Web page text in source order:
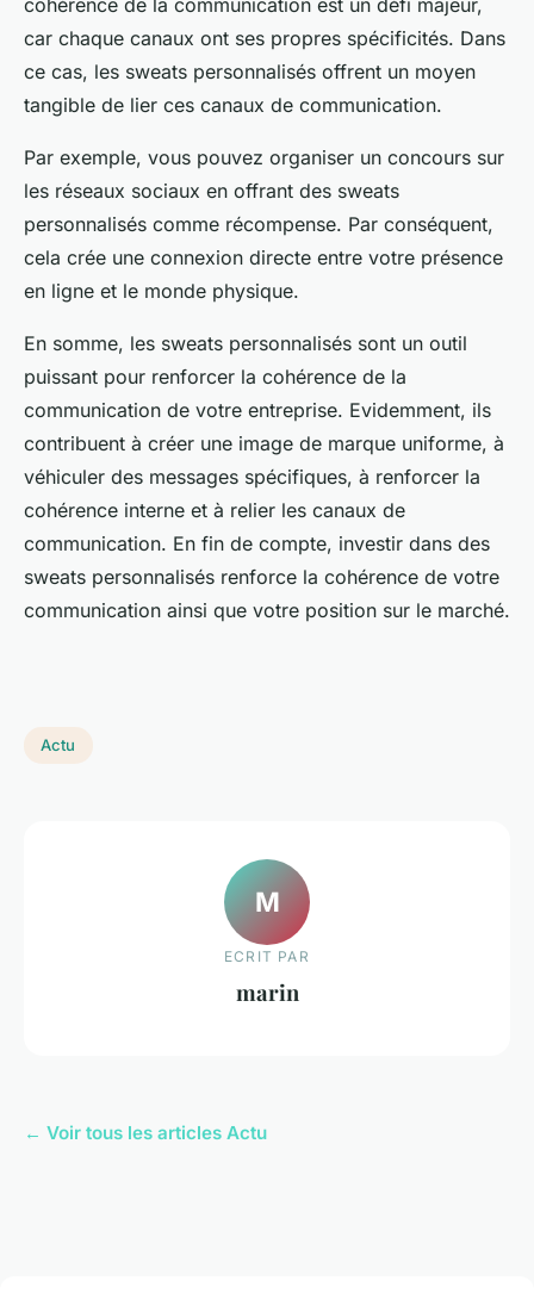
car chaque canaux ont ses propres spécificités. Dans
ce cas, les sweats personnalisés offrent un moyen
tangible de lier ces canaux de communication.
Par exemple, vous pouvez organiser un concours sur
les réseaux sociaux en offrant des sweats
personnalisés comme récompense. Par conséquent,
cela crée une connexion directe entre votre présence
en ligne et le monde physique.
En somme, les sweats personnalisés sont un outil
puissant pour renforcer la cohérence de la
communication de votre entreprise. Evidemment, ils
contribuent à créer une image de marque uniforme, à
véhiculer des messages spécifiques, à renforcer la
cohérence interne et à relier les canaux de
communication. En fin de compte, investir dans des
sweats personnalisés renforce la cohérence de votre
communication ainsi que votre position sur le marché.
Actu
M
ECRIT PAR
marin
← Voir tous les articles Actu